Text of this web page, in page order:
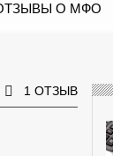
О МФО
1 ОТЗЫВ